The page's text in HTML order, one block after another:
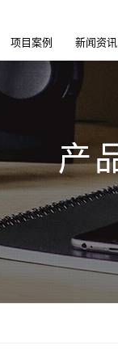
项目案例 新闻资讯